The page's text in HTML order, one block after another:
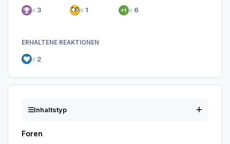
x 3 x 1 x 6
ERHALTENE REAKTIONEN
x 2
Inhaltstyp
Foren